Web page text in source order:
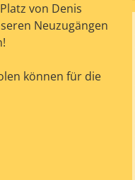
von Denis
Neuzugängen
können für die